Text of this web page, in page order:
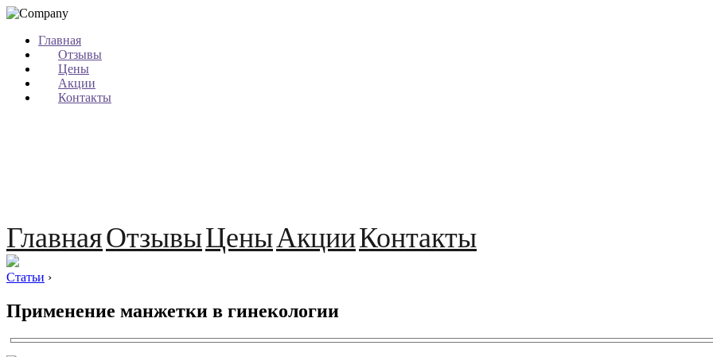
Главная
Отзывы
Цены
Акции
Контакты
ГлавнаяОтзывыЦеныАкцииКонтакты
Статьи ›
Применение манжетки в гинекологии